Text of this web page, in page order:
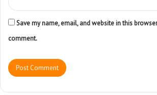
Save my name, email, and website in this
comment.